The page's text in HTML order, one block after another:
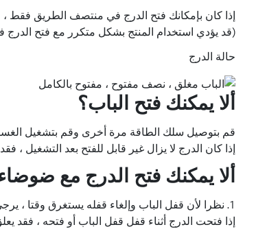
إذا كان بإمكانك فتح الدرج في منتصف الطريق فقط
(قد يؤدي استخدام المنتج بشكل متكرر مع فتح
حالة الدرج
ألا يمكنك فتح الباب؟
قم بتوصيل سلك الطاقة مرة أخرى وقم بتشغيل
إذا كان الدرج لا يزال غير قابل للفتح بعد التشغيل
ألا يمكنك فتح الدرج مع
1. نظرا لأن قفل الباب وإلغاء قفله يستغرق وقتا ، يرجى الانتظار حتى يتم قفله تماما وإلغاء قفله عند إيقاف الجهاز مؤقتا أو إيقافه.
إذا فتحت الدرج أثناء قفل قفل الباب أو فتحه ، فقد